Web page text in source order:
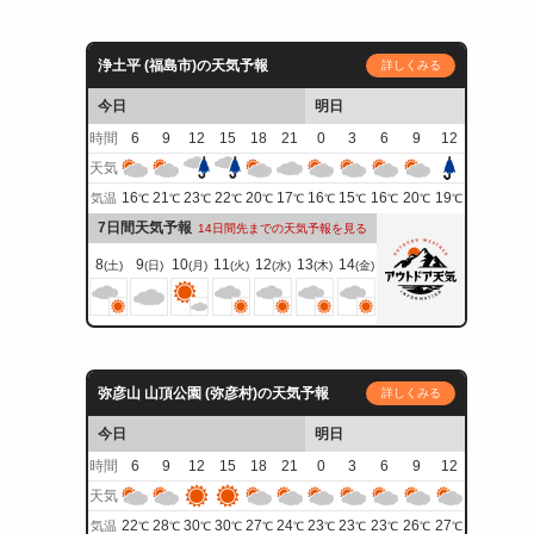
浄土平 (福島市)の天気予報 詳しくみる
今日
明日
時間
6 9 12 15 18 21 0 3 6 9
12
天気
気温 16℃ 21℃ 23℃ 22℃ 20℃ 17℃ 16℃ 15℃ 16℃ 20℃ 19℃
7日間天気予報 14日間先までの天気予報を見る
8(土) 9(日) 10(月) 11(火) 12(水) 13(木) 14(金)
弥彦山 山頂公園 (弥彦村)の天気予報 詳しくみる
今日
明日
時間
6 9 12 15 18 21 0 3 6 9
12
天気
気温 22℃ 28℃ 30℃ 30℃ 27℃ 24℃ 23℃ 23℃ 23℃ 26℃ 27℃